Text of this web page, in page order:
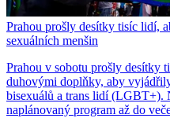
Prahou prošly desítky tisíc lidí,
sexuálních menšin
Prahou v sobotu prošly desítky
duhovými doplňky, aby
bisexuálů a trans lidí (LGBT+).
naplánovaný program až do